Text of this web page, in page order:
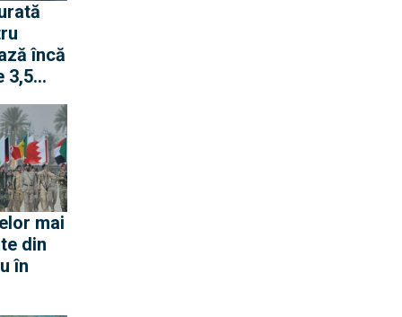
încă
3,5
mai
din
în